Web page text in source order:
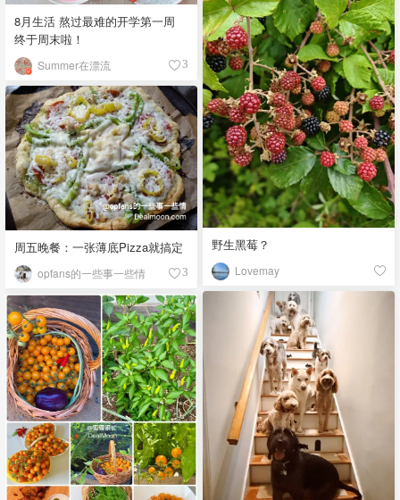
8月生活 熬过最难的开学第一周
终于周末啦！
Summer在漂流 3
野生黑莓？
Lovemay
周五晚餐：一张薄底Pizza就搞定
opfans的一些事一些情 3